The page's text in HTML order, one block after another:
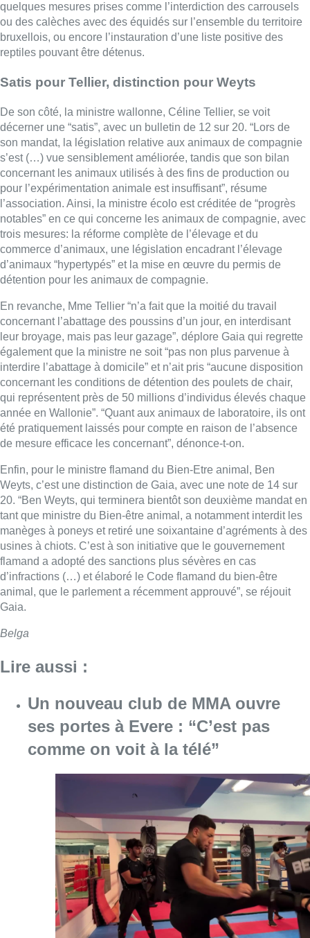
quelques mesures prises comme l’interdiction des carrousels
ou des calèches avec des équidés sur l’ensemble du territoire
bruxellois, ou encore l’instauration d’une liste positive des
reptiles pouvant être détenus.
Satis pour Tellier, distinction pour Weyts
De son côté, la ministre wallonne, Céline Tellier, se voit
décerner une “satis”, avec un bulletin de 12 sur 20. “Lors de
son mandat, la législation relative aux animaux de compagnie
s’est (…) vue sensiblement améliorée, tandis que son bilan
concernant les animaux utilisés à des fins de production ou
pour l’expérimentation animale est insuffisant”, résume
l’association. Ainsi, la ministre écolo est créditée de “progrès
notables” en ce qui concerne les animaux de compagnie, avec
trois mesures: la réforme complète de l’élevage et du
commerce d’animaux, une législation encadrant l’élevage
d’animaux “hypertypés” et la mise en œuvre du permis de
détention pour les animaux de compagnie.
En revanche, Mme Tellier “n’a fait que la moitié du travail
concernant l’abattage des poussins d’un jour, en interdisant
leur broyage, mais pas leur gazage”, déplore Gaia qui regrette
également que la ministre ne soit “pas non plus parvenue à
interdire l’abattage à domicile” et n’ait pris “aucune disposition
concernant les conditions de détention des poulets de chair,
qui représentent près de 50 millions d’individus élevés chaque
année en Wallonie”. “Quant aux animaux de laboratoire, ils ont
été pratiquement laissés pour compte en raison de l’absence
de mesure efficace les concernant”, dénonce-t-on.
Enfin, pour le ministre flamand du Bien-Etre animal, Ben
Weyts, c’est une distinction de Gaia, avec une note de 14 sur
20. “Ben Weyts, qui terminera bientôt son deuxième mandat en
tant que ministre du Bien-être animal, a notamment interdit les
manèges à poneys et retiré une soixantaine d’agréments à des
usines à chiots. C’est à son initiative que le gouvernement
flamand a adopté des sanctions plus sévères en cas
d’infractions (…) et élaboré le Code flamand du bien-être
animal, que le parlement a récemment approuvé”, se réjouit
Gaia.
Belga
Lire aussi :
Un nouveau club de MMA ouvre
ses portes à Evere : “C’est pas
comme on voit à la télé”